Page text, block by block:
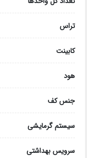
تراس
کابینت
هود
جنس کف
سیستم گرمایشی
سرویس بهداشتی